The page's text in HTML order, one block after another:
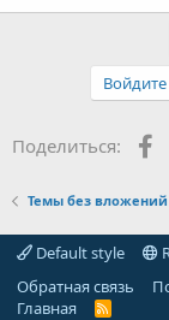
Войдите
Поделиться:
Темы без вложений
Default style
Обратная связь
Главная
R